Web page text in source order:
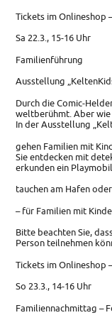
Tickets im Onlineshop
Sa 22.3., 15-16 Uhr
Familienführung
Ausstellung
Durch die Comic-
weltberühmt. Aber wie
In der Ausstellung
gehen Familien mit
Sie entdecken mit
erkunden ein
tauchen am Hafen
– für Familien mit
Bitte beachten Sie,
Person teilnehmen
Tickets im Onlineshop
So 23.3., 14-16 Uhr
Familiennachmittag –